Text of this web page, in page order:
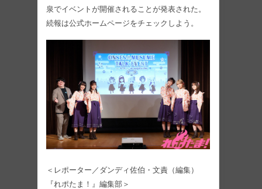
泉でイベントが開催されることが発表された。
続報は公式ホームページをチェックしよう。
＜レポーター／ダンディ佐伯・文責（編集）
『れポたま！』編集部＞